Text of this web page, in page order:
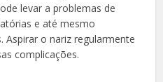
levar a problemas de
e até mesmo
Aspirar o nariz regularmente
complicações.